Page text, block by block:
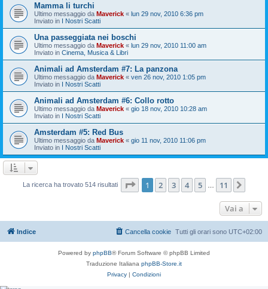
Mamma li turchi
Ultimo messaggio da Maverick « lun 29 nov, 2010 6:36 pm
Inviato in I Nostri Scatti
Una passeggiata nei boschi
Ultimo messaggio da Maverick « lun 29 nov, 2010 11:00 am
Inviato in Cinema, Musica & Libri
Animali ad Amsterdam #7: La panzona
Ultimo messaggio da Maverick « ven 26 nov, 2010 1:05 pm
Inviato in I Nostri Scatti
Animali ad Amsterdam #6: Collo rotto
Ultimo messaggio da Maverick « gio 18 nov, 2010 10:28 am
Inviato in I Nostri Scatti
Amsterdam #5: Red Bus
Ultimo messaggio da Maverick « gio 11 nov, 2010 11:06 pm
Inviato in I Nostri Scatti
La ricerca ha trovato 514 risultati Pagina di 11
1 2 3 4 5 11
Vai a
Indice Tutti gli orari sono UTC+02:00
Cancella cookie
Powered by phpBB® Forum Software © phpBB Limited
Traduzione Italiana phpBB-Store.it
Privacy | Condizioni